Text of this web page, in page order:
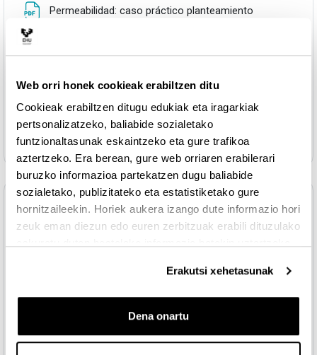
Web orri honek cookieak erabiltzen ditu
Cookieak erabiltzen ditugu edukiak eta iragarkiak
pertsonalizatzeko, baliabide sozialetako
funtzionaltasunak eskaintzeko eta gure trafikoa
aztertzeko. Era berean, gure web orriaren erabilerari
buruzko informazioa partekatzen dugu baliabide
sozialetako, publizitateko eta estatistiketako gure
hornitzaileekin. Horiek aukera izango dute informazio hori
zeuk eman diezun edo euren zerbitzuak erabili dituzulako
Erakutsi xehetasunak
Dena onartu
Permeabilidad: caso práctico planteamiento
Coeficiente de reparto: caso práctico
planteamiento
Fitxategia
Coeficiente de reparto: caso práctico resolución
TolestuTopic 5
Tema 3. Liberación de fármacos